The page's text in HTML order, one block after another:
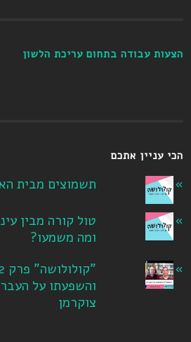
הצעות עבודה בתחום עריכת הלשון
הכי עניין אתכם
תשמוצים מבית
טול קורה מבין
ומה משמעו?
והשפעתו על
צוקרמן